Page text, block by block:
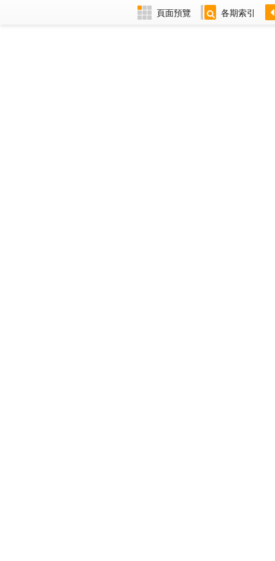
頁面預覽 各期索引